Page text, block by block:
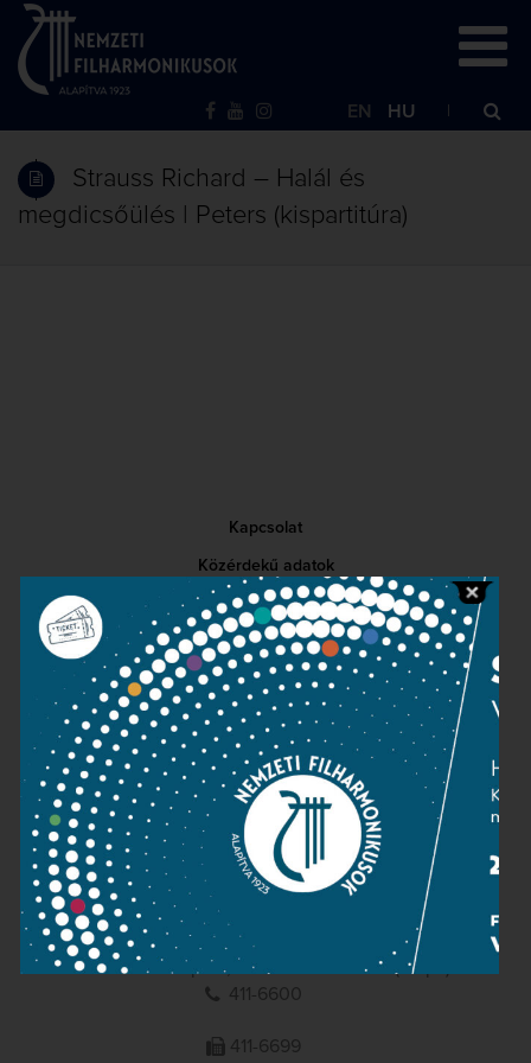
EN HU
Strauss Richard – Halál és
megdicsőülés | Peters (kispartitúra)
Kapcsolat
Közérdekű adatok
Sajtószoba
Adatvédelem
Impresszum
NEMZETI
FILHARMONIKUSOK
1095 Budapest, Komor Marcell u. 1. (Müpa)
411-6600
411-6699